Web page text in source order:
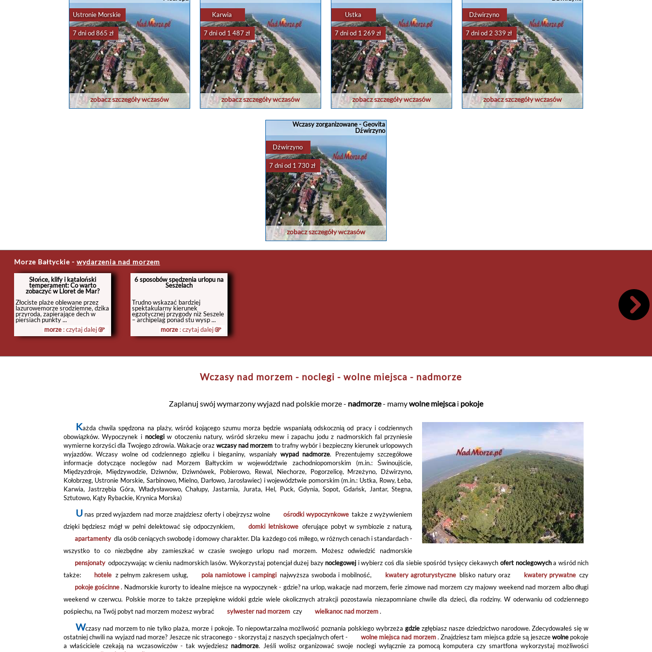
Ustronie Morskie
7 dni od 865 zł
zobacz szczegóły wczasów
Karwia
7 dni od 1 487 zł
zobacz szczegóły wczasów
Ustka
7 dni od 1 269 zł
zobacz szczegóły wczasów
Dźwirzyno
7 dni od 2 339 zł
zobacz szczegóły wczasów
Wczasy zorganizowane - Geovita
Dźwirzyno
Dźwirzyno
7 dni od 1 730 zł
zobacz szczegóły wczasów
Morze Bałtyckie - wydarzenia nad morzem
Słońce, klify i kataloński
temperament: Co warto
zobaczyć w Lloret de Mar?
Złociste plaże oblewane przez
lazurowemorze srodziemne, dzika
przyroda, zapierające dech w
piersiach punkty ...
morze : czytaj dalej
6 sposobów spędzenia urlopu na
Seszelach
Trudno wskazać bardziej
spektakularny kierunek
egzotycznej przygody niż Seszele
– archipelag ponad stu wysp ...
morze : czytaj dalej
Wczasy nad morzem - noclegi - wolne miejsca - nadmorze
Zaplanuj swój wymarzony wyjazd nad polskie morze - nadmorze- mamywolne miejscai pokoje
Każda chwila spędzona na plaży, wśród kojącego szumu morza będzie wspaniałą odskocznią od pracy i codziennych
obowiązków. Wypoczynek i noclegiw otoczeniu natury, wśród skrzeku mew i zapachu jodu z nadmorskich fal przyniesie
wymierne korzyści dla Twojego zdrowia. Wakacje oraz wczasy nad morzem to trafny wybór i bezpieczny kierunek urlopowych
wyjazdów. Wczasy wolne od codziennego zgiełku i bieganiny, wspaniaływypad nadmorze. Prezentujemy szczegółowe
informacje dotyczące noclegów nad Morzem Bałtyckim w województwie zachodniopomorskim (m.in.: Świnoujście,
Międzyzdroje, Międzywodzie, Dziwnów, Dziwnówek, Pobierowo, Rewal, Niechorze, Pogorzelicę, Mrzeżyno, Dźwirzyno,
Kołobrzeg, Ustronie Morskie, Sarbinowo, Mielno, Darłowo, Jarosławiec) i województwie pomorskim (m.in.: Ustka, Rowy, Łeba,
Karwia, Jastrzębia Góra, Władysławowo, Chałupy, Jastarnia, Jurata, Hel, Puck, Gdynia, Sopot, Gdańsk, Jantar, Stegna,
Sztutowo, Kąty Rybackie, Krynica Morska)
U nas przed wyjazdem nad morze znajdziesz oferty i obejrzysz wolne ośrodki wypoczynkowe także z wyżywieniem
dzięki będziesz mógł w pełni delektować się odpoczynkiem,
domki letniskowe oferujące pobyt w symbiozie z naturą,
apartamenty dla osób ceniących swobodę i domowy charakter. Dla każdego coś miłego, w różnych cenach i standardach -
wszystko to co niezbędne aby zamieszkać w czasie swojego urlopu nad morzem. Możesz odwiedzić nadmorskie
pensjonaty odpoczywając w cieniu nadmorskich lasów. Wykorzystaj potencjał dużej bazy noclegowej i wybierz coś dla siebie spośród tysięcy ciekawychofert noclegowycha wśród nich
także:
hotele z pełnym zakresem usług, pola namiotowe i campingi najwyższa swoboda i mobilność, kwatery agroturystyczne blisko natury oraz kwatery prywatne czy
pokoje gościnne . Nadmorskie kurorty to idealne miejsce na wypoczynek - gdzie? na urlop, wakacje nad morzem, ferie zimowe nad morzem czy majowy weekend nad morzem albo długi
weekend w czerwcu. Polskie morze to także przepiękne widoki gdzie wiele okolicznych atrakcji pozostawia niezapomniane chwile dla dzieci, dla rodziny. W oderwaniu od codziennego
pośpiechu, na Twój pobyt nad morzem możesz wybrać
sylwester nad morzem czy wielkanoc nad morzem .
Wczasy nad morzem to nie tylko plaża, morze i pokoje. To niepowtarzalna możliwość poznania polskiego wybrzeża gdziezgłębiasz nasze dziedzictwo narodowe. Zdecydowałeś się w
ostatniej chwili na wyjazd nad morze? Jeszcze nic straconego - skorzystaj z naszych specjalnych ofert -
wolne miejsca nad morzem . Znajdziesz tam miejsca gdzie są jeszczewolnepokoje
a właściciele czekają na wczasowiczów - tak wyjedziesz nadmorze. Jeśli wolisz organizować swoje noclegi wyłącznie za pomocą komputera czy smartfona wykorzystaj możliwości